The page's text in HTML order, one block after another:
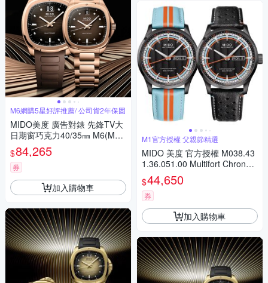
M6網購5星好評推薦/ 公司貨2年保固
MIDO美度 廣告對錶 先鋒TV大
日期窗巧克力40/35㎜ M6(M04
95263729100/M04930733296
00)
$84,265
券
加入購物車
M1官方授權 父親節精選
MIDO 美度 官方授權 M038.43
1.36.051.00 Multifort Chronom
eter 先鋒系列 天文台認證機械
錶 套錶 寵爸時刻 送禮推薦 M0
384313605100
$44,650
券
加入購物車